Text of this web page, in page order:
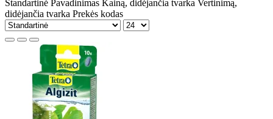
Standartinė Pavadinimas Kainą, didėjančia tvarka Vertinimą,
didėjančia tvarka Prekės kodas